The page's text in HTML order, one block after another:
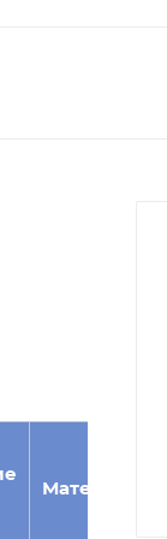
Материал